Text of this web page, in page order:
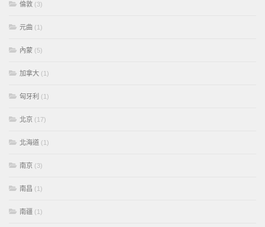
倫敦 (3)
元曲 (1)
內蒙 (5)
加拿大 (1)
匈牙利 (1)
北京 (17)
北海道 (1)
南京 (3)
南昌 (1)
南疆 (1)